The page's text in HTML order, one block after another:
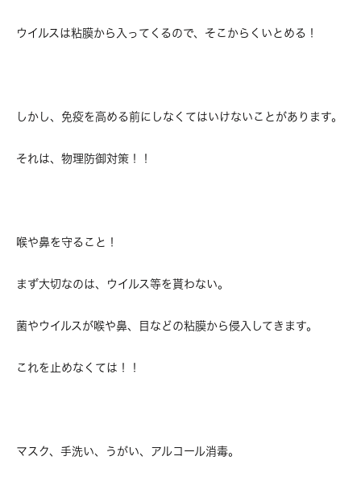
ウイルスは粘膜から入ってくるので、 そこからくいとめる！
しかし、免疫を高める前にしなくてはいけないことがあります。
それは、物理防御対策！！
喉や鼻を守ること！
まず大切なのは、ウイルス等を貰わない。
菌やウイルスが喉や鼻、目などの粘膜から侵入してきます。
これを止めなくては！！
マスク、手洗い、うがい、アルコール消毒。